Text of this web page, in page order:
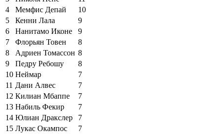
4
Мемфис Депай
10
5
Кенни Лала
9
6
Нанитамо Иконе
9
7
Флорьян Товен
8
8
Адриен Томассон 8
9
Педру Ребошу
8
10 Неймар
7
11 Дани Алвес
7
12 Килиан Мбаппе
7
13 Набиль Фекир
7
14 Юлиан Дракслер
7
15 Лукас Окампос 7